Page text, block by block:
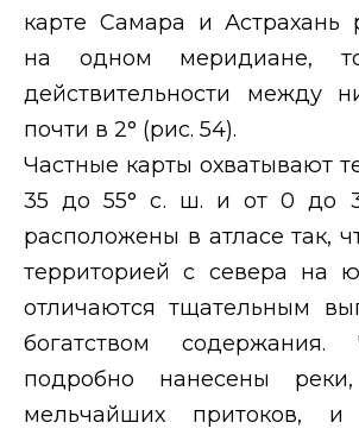
карте Самара и Астрахань
на одном меридиане,
действительности между
почти в 2° (рис. 54).
Частные карты охватывают
35 до 55° с. ш. и от 0 до
расположены в атласе так,
территорией с севера на
отличаются тщательным
богатством содержания.
подробно нанесены
мельчайших притоков, и